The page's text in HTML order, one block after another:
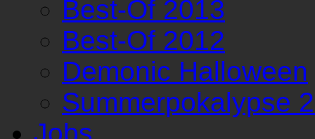
Best-Of 2013
Best-Of 2012
Demonic Halloween
Summerpokalypse